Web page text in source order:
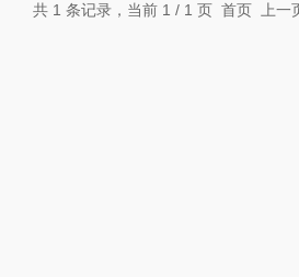
共 1 条记录，当前 1 / 1 页 首页 上